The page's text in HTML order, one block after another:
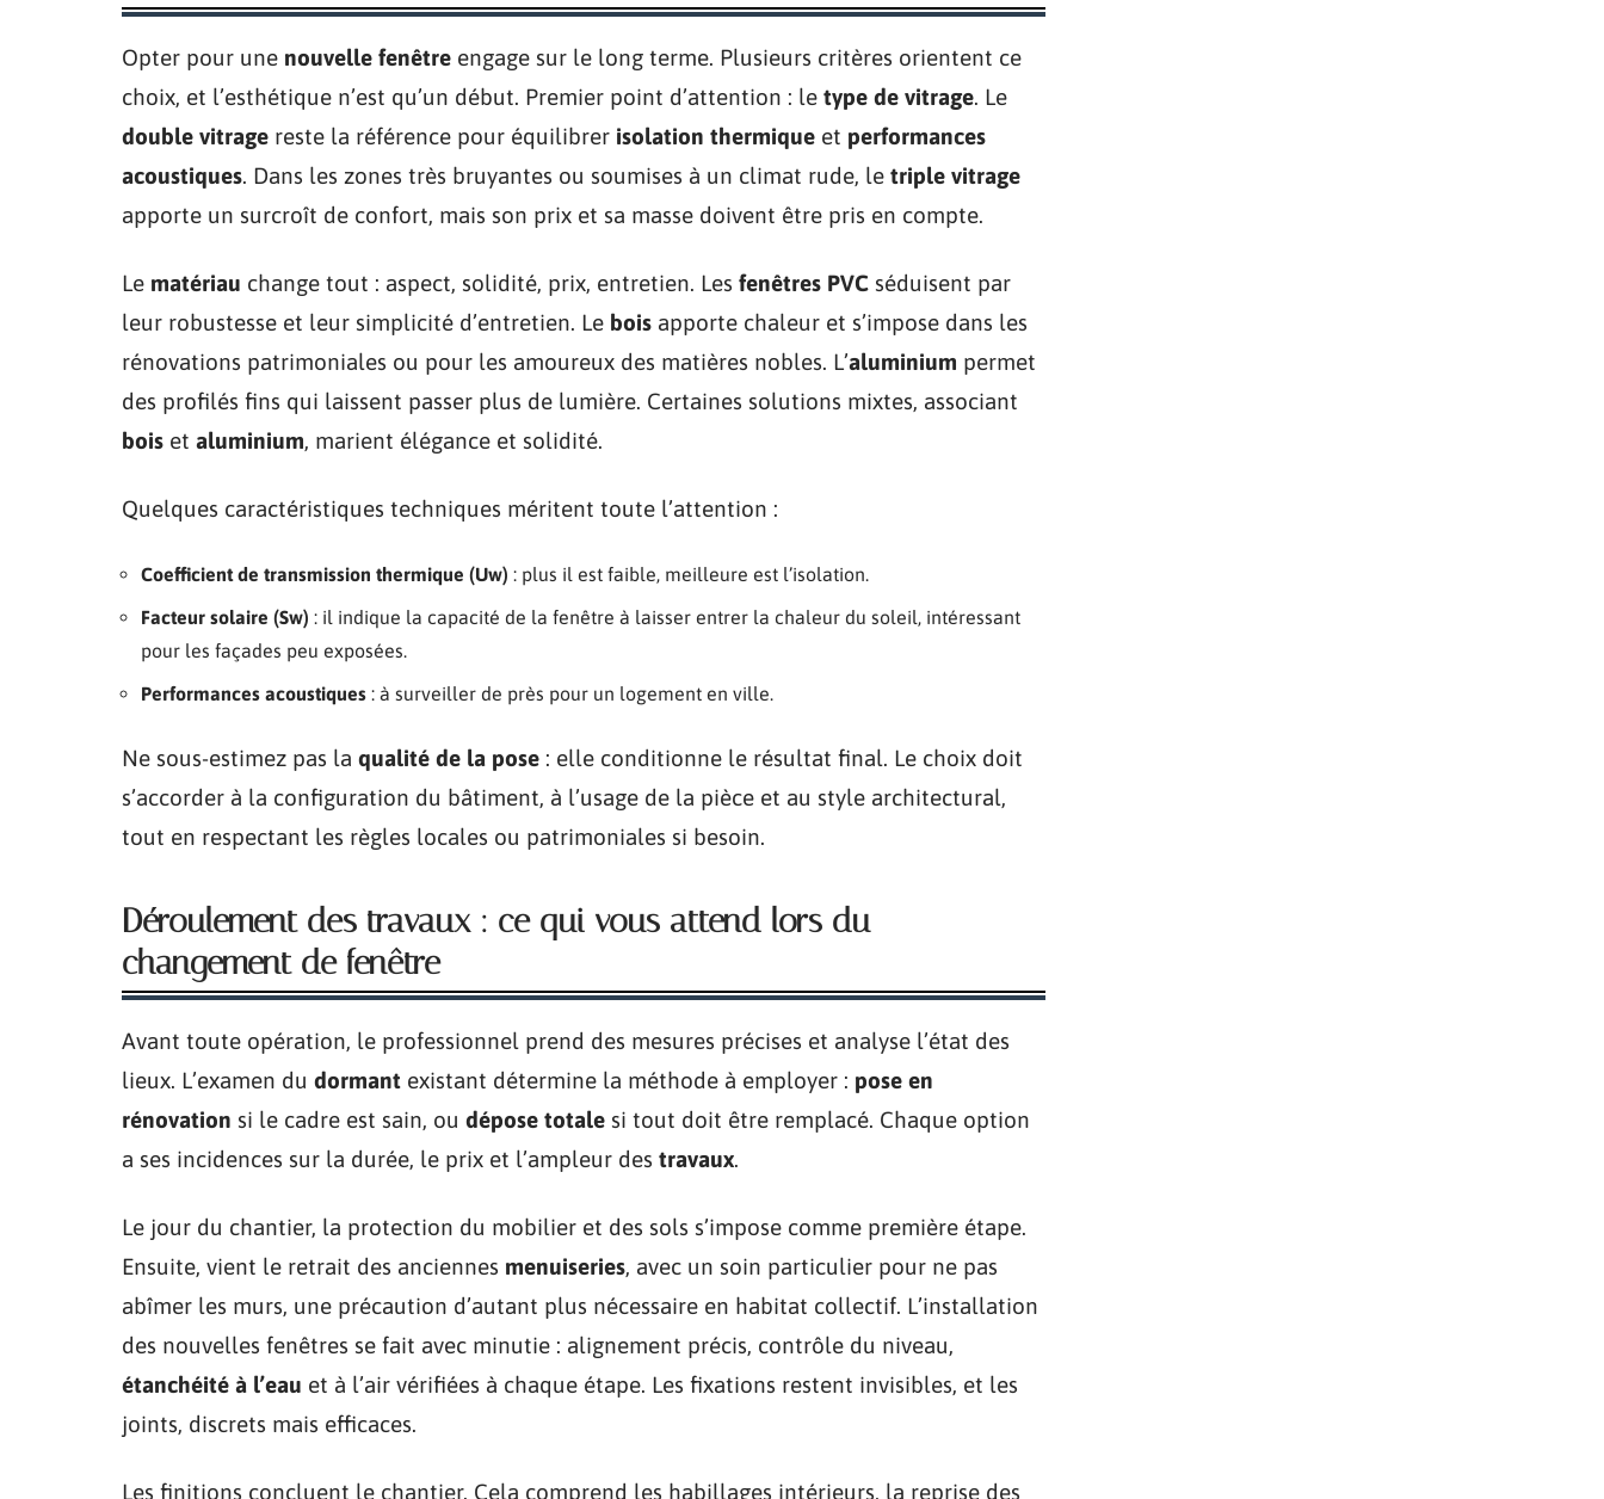
Opter pour une nouvelle fenêtre engage sur le long terme. Plusieurs critères orientent ce
choix, et l’esthétique n’est qu’un début. Premier point d’attention : le type de vitrage. Le
double vitrage reste la référence pour équilibrer isolation thermique et performances
acoustiques. Dans les zones très bruyantes ou soumises à un climat rude, le triple vitrage
apporte un surcroît de confort, mais son prix et sa masse doivent être pris en compte.
Le matériau change tout : aspect, solidité, prix, entretien. Les fenêtres PVC séduisent par
leur robustesse et leur simplicité d’entretien. Le bois apporte chaleur et s’impose dans les
rénovations patrimoniales ou pour les amoureux des matières nobles. L’aluminium permet
des profilés fins qui laissent passer plus de lumière. Certaines solutions mixtes, associant
bois et aluminium, marient élégance et solidité.
Quelques caractéristiques techniques méritent toute l’attention :
Coefficient de transmission thermique (Uw) : plus il est faible, meilleure est l’isolation.
Facteur solaire (Sw) : il indique la capacité de la fenêtre à laisser entrer la chaleur du soleil, intéressant
pour les façades peu exposées.
Performances acoustiques : à surveiller de près pour un logement en ville.
Ne sous-estimez pas la qualité de la pose : elle conditionne le résultat final. Le choix doit
s’accorder à la configuration du bâtiment, à l’usage de la pièce et au style architectural,
tout en respectant les règles locales ou patrimoniales si besoin.
Déroulement des travaux : ce qui vous attend lors du
changement de fenêtre
Avant toute opération, le professionnel prend des mesures précises et analyse l’état des
lieux. L’examen du dormant existant détermine la méthode à employer : pose en
rénovation si le cadre est sain, ou dépose totale si tout doit être remplacé. Chaque option
a ses incidences sur la durée, le prix et l’ampleur des travaux.
Le jour du chantier, la protection du mobilier et des sols s’impose comme première étape.
Ensuite, vient le retrait des anciennes menuiseries, avec un soin particulier pour ne pas
abîmer les murs, une précaution d’autant plus nécessaire en habitat collectif. L’installation
des nouvelles fenêtres se fait avec minutie : alignement précis, contrôle du niveau,
étanchéité à l’eau et à l’air vérifiées à chaque étape. Les fixations restent invisibles, et les
joints, discrets mais efficaces.
Les finitions concluent le chantier. Cela comprend les habillages intérieurs, la reprise des